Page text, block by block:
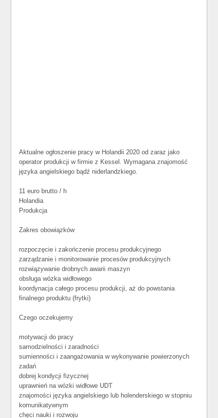
Aktualne ogłoszenie pracy w Holandii 2020 od zaraz jako
operator produkcji w firmie z Kessel. Wymagana znajomość
języka angielskiego bądź niderlandzkiego.
11 euro brutto / h
Holandia
Produkcja
Zakres obowiązków
rozpoczęcie i zakończenie procesu produkcyjnego
zarządzanie i monitorowanie procesów produkcyjnych
rozwiązywanie drobnych awarii maszyn
obsługa wózka widłowego
koordynacja całego procesu produkcji, aż do powstania
finalnego produktu (frytki)
Czego oczekujemy
motywacji do pracy
samodzielności i zaradności
sumienności i zaangażowania w wykonywanie powierzonych
zadań
dobrej kondycji fizycznej
uprawnień na wózki widłowe UDT
znajomości języka angielskiego lub holenderskiego w stopniu
komunikatywnym
chęci nauki i rozwoju